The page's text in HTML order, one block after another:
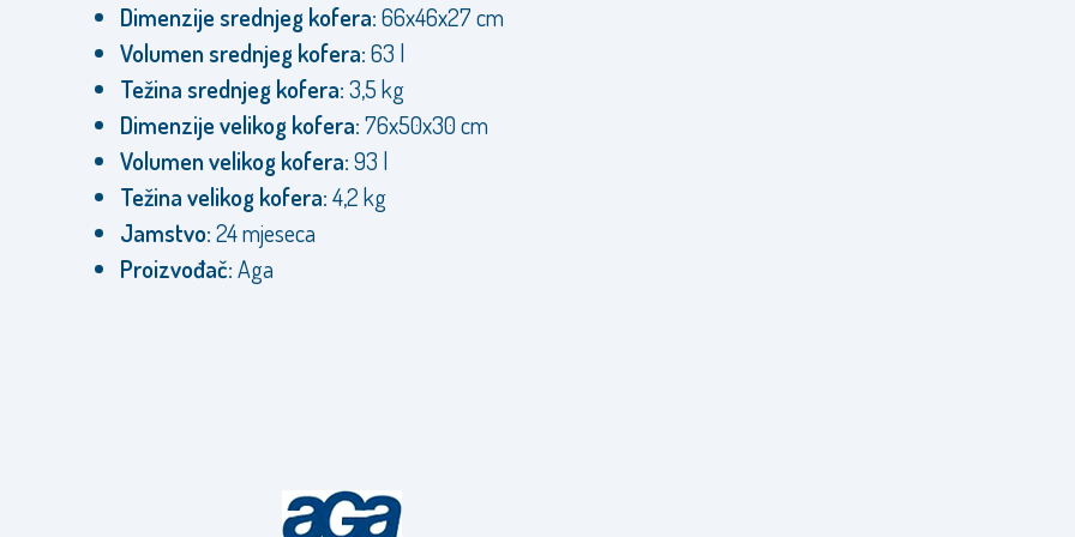
Dimenzije srednjeg kofera:66x46x27 cm
Volumen srednjeg kofera:63 l
Težina srednjeg kofera:3,5 kg
Dimenzije velikog kofera:76x50x30 cm
Volumen velikog kofera:93 l
Težina velikog kofera:4,2 kg
Jamstvo:24 mjeseca
Proizvođač:Aga